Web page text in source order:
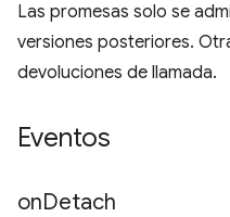
Las promesas solo se
versiones posteriores.
devoluciones de llamada.
Eventos
onDetach